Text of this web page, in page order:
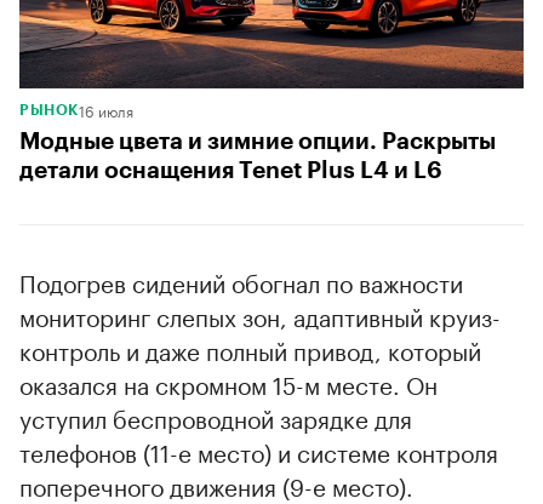
РЫНОК16 июля
Модные цвета и зимние опции. Раскрыты
детали оснащения Tenet Plus L4 и L6
Подогрев сидений обогнал по важности
мониторинг слепых зон, адаптивный круиз-
контроль и даже полный привод, который
оказался на скромном 15-м месте. Он
уступил беспроводной зарядке для
телефонов (11-е место) и системе контроля
поперечного движения (9-е место).